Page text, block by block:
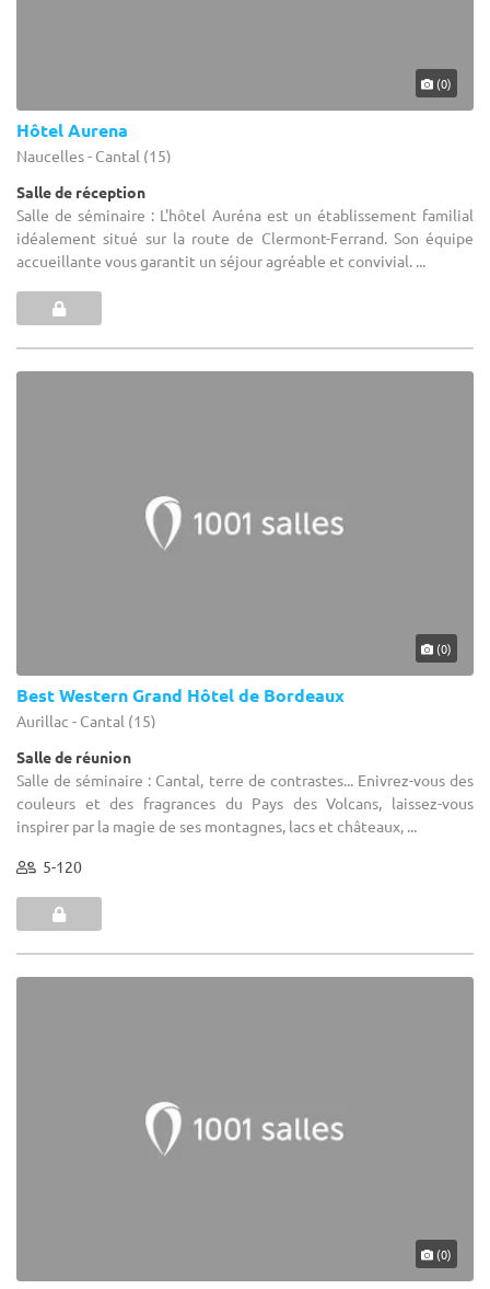
(0)
Hôtel Aurena
Naucelles - Cantal (15)
Salle de réception
Salle de séminaire : L'hôtel Auréna est un établissement familial
idéalement situé sur la route de Clermont-Ferrand. Son équipe
accueillante vous garantit un séjour agréable et convivial. ...
(0)
Best Western Grand Hôtel de Bordeaux
Aurillac - Cantal (15)
Salle de réunion
Salle de séminaire : Cantal, terre de contrastes... Enivrez-vous des
couleurs et des fragrances du Pays des Volcans, laissez-vous
inspirer par la magie de ses montagnes, lacs et châteaux, ...
5-120
(0)